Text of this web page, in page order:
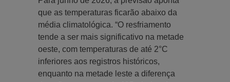
que as temperaturas ficarão abaixo da
média climatológica. “O resfriamento
tende a ser mais significativo na metade
oeste, com temperaturas de até 2°C
inferiores aos registros históricos,
enquanto na metade leste a diferença